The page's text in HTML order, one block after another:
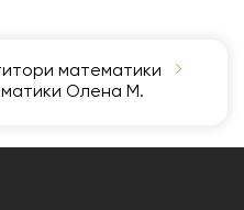
математики
Олена М.